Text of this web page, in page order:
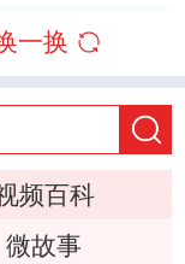
一换
频百科
微故事